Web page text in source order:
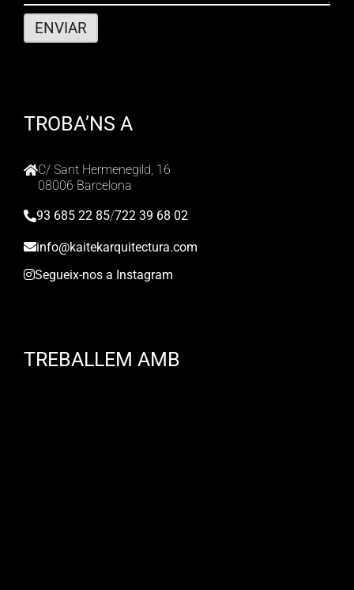
TROBA’NS A
C/ Sant Hermenegild, 16
08006 Barcelona
93 685 22 85/722 39 68 02
info@kaitekarquitectura.com
Segueix-nos a Instagram
TREBALLEM AMB